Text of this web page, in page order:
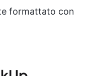
formattato con